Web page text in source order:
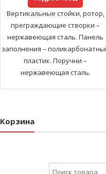
Вертикальные стойки, ротор,
преграждающие створки –
нержавеющая сталь. Панель
заполнения –
пластик. Поручни –
нержавеющая сталь.
Корзина
Search for: